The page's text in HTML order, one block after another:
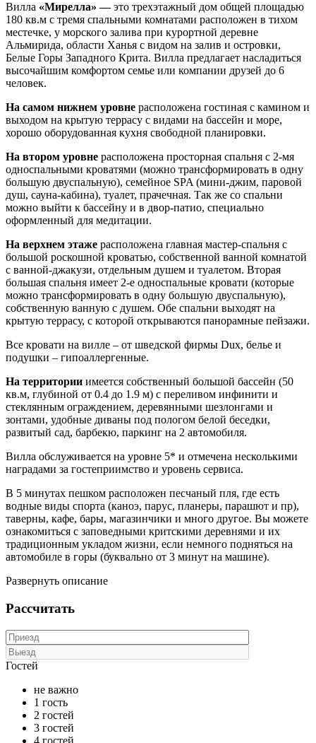
Вилла «Мирелла» —это трехэтажный дом общей площадью
180 кв.м с тремя спальными комнатами расположен в тихом
местечке, у морского залива при курортной деревне
Альмирида, области Ханья с видом на залив и островки,
Белые Горы Западного Крита. Вилла предлагает насладиться
высочайшим комфортом семье или компании друзей до 6
человек.
На самом нижнем уровне расположена гостиная с камином и
выходом на крытую террасу с видами на бассейн и море,
хорошо оборудованная кухня свободной планировки.
На втором уровне расположена просторная спальня с 2-мя
односпальными кроватями (можно трансформировать в одну
большую двуспальную), семейное SPA (мини-джим, паровой
душ, сауна-кабина), туалет, прачечная. Так же со спальни
можно выйти к бассейну и в двор-патио, специально
оформленный для медитации.
На верхнем этаже расположена главная мастер-спальня с
большой роскошной кроватью, собственной ванной комнатой
с ванной-джакузи, отдельным душем и туалетом. Вторая
большая спальня имеет 2-е односпальные кровати (которые
можно трансформировать в одну большую двуспальную),
собственную ванную с душем. Обе спальни выходят на
крытую террасу, с которой открываются панорамные пейзажи.
Все кровати на вилле – от шведской фирмы Dux, белье и
подушки – гипоаллергенные.
На территории имеется собственный большой бассейн (50
кв.м, глубиной от 0.4 до 1.9 м) с переливом инфинити и
стеклянным ограждением, деревянными шезлонгами и
зонтами, удобные диваны под пологом белой беседки,
развитый сад, барбекю, паркинг на 2 автомобиля.
Вилла обслуживается на уровне 5* и отмечена несколькими
наградами за гостеприимство и уровень сервиса.
В 5 минутах пешком расположен песчаный пля, где есть
водные виды спорта (каноэ, парус, планеры, парашют и пр),
таверны, кафе, бары, магазинчики и много другое. Вы можете
ознакомиться с заповедными критскими деревнями и их
традиционным укладом жизни, если немного подняться на
автомобиле в горы (буквально от 3 минут на машине).
Развернуть описание
Рассчитать
Гостей
не важно
1 гость
2 гостей
3 гостей
4 гостей